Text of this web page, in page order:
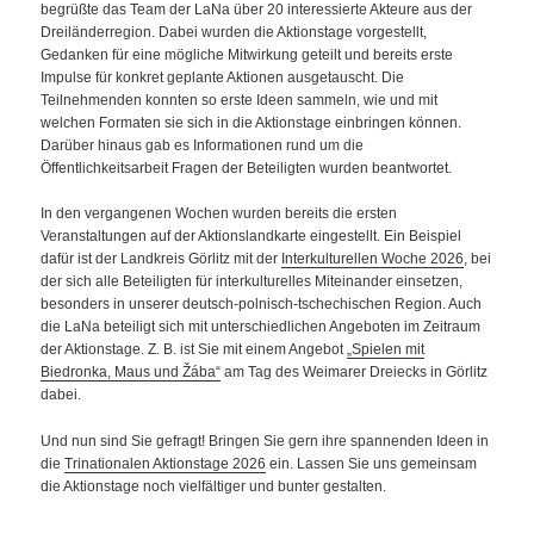
begrüßte das Team der LaNa über 20 interessierte Akteure aus der
Dreiländerregion. Dabei wurden die Aktionstage vorgestellt,
Gedanken für eine mögliche Mitwirkung geteilt und bereits erste
Impulse für konkret geplante Aktionen ausgetauscht. Die
Teilnehmenden konnten so erste Ideen sammeln, wie und mit
welchen Formaten sie sich in die Aktionstage einbringen können.
Darüber hinaus gab es Informationen rund um die
Öffentlichkeitsarbeit Fragen der Beteiligten wurden beantwortet.
In den vergangenen Wochen wurden bereits die ersten
Veranstaltungen auf der Aktionslandkarte eingestellt. Ein Beispiel
dafür ist der Landkreis Görlitz mit der Interkulturellen Woche 2026, bei
der sich alle Beteiligten für interkulturelles Miteinander einsetzen,
besonders in unserer deutsch-polnisch-tschechischen Region. Auch
die LaNa beteiligt sich mit unterschiedlichen Angeboten im Zeitraum
der Aktionstage. Z. B. ist Sie mit einem Angebot„Spielen mit
Biedronka, Maus und Žába“ am Tag des Weimarer Dreiecks in Görlitz
dabei.
Und nun sind Sie gefragt! Bringen Sie gern ihre spannenden Ideen in
dieTrinationalen Aktionstage 2026 ein. Lassen Sie uns gemeinsam
die Aktionstage noch vielfältiger und bunter gestalten.